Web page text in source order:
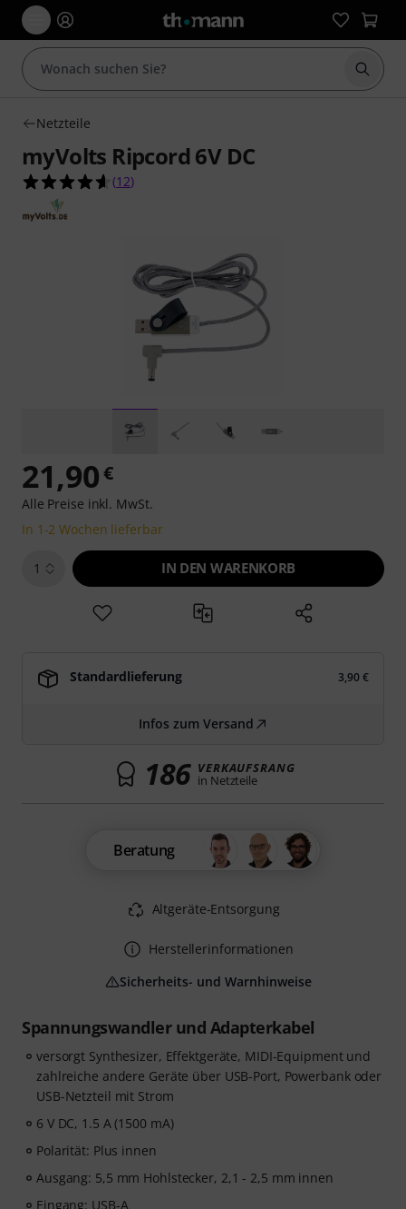
Suche
Netzteile
myVolts Ripcord 6V DC
4.6 von 5 Sternen aus 12 Kundenbewertungen
(12)
Spannungswandler und Adapterkabel
versorgt Synthesizer, Effektgeräte, MIDI-Equipment und
zahlreiche andere Geräte über USB-Port, Powerbank oder
USB-Netzteil mit Strom
6 V DC, 1.5 A (1500 mA)
Polarität: Plus innen
Ausgang: 5,5 mm Hohlstecker, 2,1 - 2,5 mm innen
Eingang: USB-A
21,90€
Alle Preise inkl. MwSt.
In 1-2 Wochen lieferbar
1 IN DEN WARENKORB
Standardlieferung 3,90 €
Infos zum Versand
186 VERKAUFSRANG
in Netzteile
Beratung
Altgeräte-Entsorgung
Herstellerinformationen
Sicherheits- und Warnhinweise